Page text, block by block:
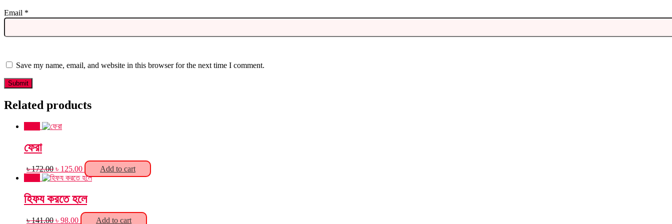
Email *
Save my name, email, and website in this browser for the next time I comment.
Related products
ফেরা
৳172.00 Original
price
৳ 172.00.
৳ 125.00Current
price
৳ 125.00.
Add to cart
হিফয করতে হলে
৳141.00 Original
৳ 98.00CurrentAdd to cart